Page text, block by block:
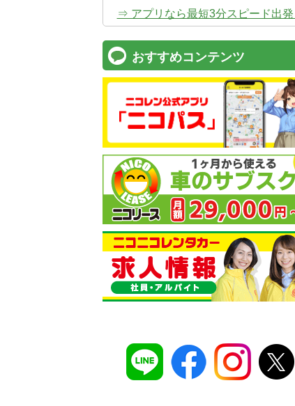
⇒ アプリなら最短3分スピード出発
おすすめコンテンツ